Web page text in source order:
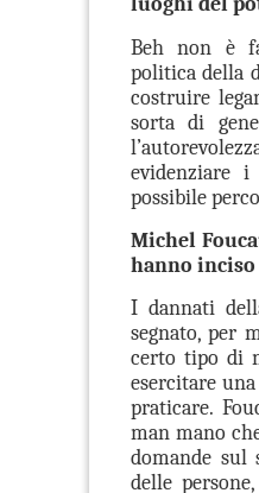
Beh non è
politica della
costruire
sorta di
evidenziare
possibile
Michel
hanno
I dannati
segnato, per
certo tipo di
esercitare
praticare.
man mano
domande sul
delle